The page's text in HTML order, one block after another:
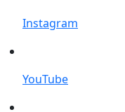
Instagram
YouTube